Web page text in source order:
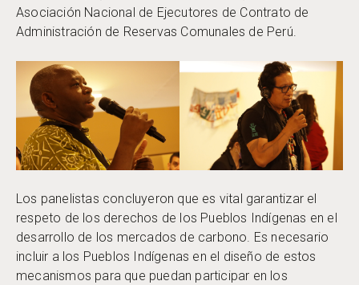
Asociación Nacional de Ejecutores de Contrato de
Administración de Reservas Comunales de Perú.
Los panelistas concluyeron que es vital garantizar el
respeto de los derechos de los Pueblos Indígenas en el
desarrollo de los mercados de carbono. Es necesario
incluir a los Pueblos Indígenas en el diseño de estos
mecanismos para que puedan participar en los